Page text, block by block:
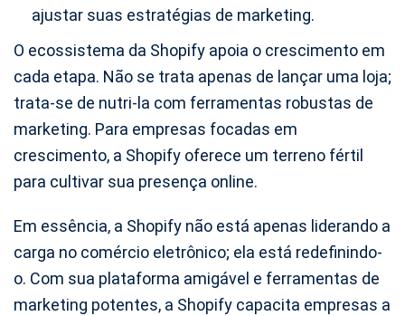
ajustar suas estratégias de marketing.
O ecossistema da Shopify apoia o crescimento em
cada etapa. Não se trata apenas de lançar uma loja;
trata-se de nutri-la com ferramentas robustas de
marketing. Para empresas focadas em
crescimento, a Shopify oferece um terreno fértil
para cultivar sua presença online.
Em essência, a Shopify não está apenas liderando a
carga no comércio eletrônico; ela está redefinindo-
o. Com sua plataforma amigável e ferramentas de
marketing potentes, a Shopify capacita empresas a